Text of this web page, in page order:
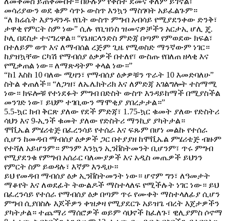
መሳሪያውን ወደ ቁም ሳጥኑ ውስጥ እንኳን ማስገባት አይፈልጉም።
“ለ ክሬሴት እያንዳንዱ የቤት ውስጥ ምግብ አብሳይ የሚያደንቀው ድንቅ፣
ታዋቂ የምርት ስም ነው” ሲሉ የቢዝነስ ዝመናዎቻችን አርታኢ ሆሊ ጄ.
ኮሊ በደስታ ተናግረዋል። “የኔዘርላንድስ ምድጃ በጣም የምወደው ክፍል፣
በተለይም ወጥ እና ለማብሰል ረጅም ጊዜ የሚወስድ ማንኛውም ነገር።
ከያዝኳቸው ርካሽ የማብሰያ ዕቃዎች በተለየ፣ ውስጡ የበለጠ ዘላቂ እና
የሚቃጠል ነው። ለማጽዳትም ቀላል ነው።”
“ከ1 እስከ 10 ባለው ሚዛን፣ የማብሰያ ዕቃዎቹን ጥራት 10 እመድባለሁ”
ስትል ቀጠለች። “ለጋዝ፣ ለኤሌክትሪክ እና ለምድጃ አገልግሎት ተስማሚ
ነው። ክፍሎቹ የተነደፉት ምግብ በድስት ውስጥ እንዳይከማች በሚያስችል
መንገድ ነው፣ ይህም ተገቢውን ማሞቂያ ያበረታታል።”
5.5-ኳር ክብ ቅርጽ ያለው የደች ምድጃ፣ 1.75-ኳር ቁመት ያለው የድስትሪ
ሳህን እና 9-ኢንች ቁመት ያለው የድስትሪ ማንኪያ ያካትታል።
ሞቪኤል ምሄሪቴጅ በፈረንሳይ የተሰራ እና ፍጹም በሆነ መልኩ የተሰራ
ሲሆን ከመዳብ ማብሰያ ዕቃዎች ጋር በተያያዘ ከሞቪኤል ምሄሪቴጅ ብዙም
የተሻለ አይሆንም። ምንም እንኳን ኢንቨስትመንት ቢሆንም፣ ጥሩ ምግብ
የሚያደንቁ የምግብ አሰራር ባለሙያዎች እና አዲስ መጤዎች ይህንን
የምርት ስም ይወዳሉ፣ እኛም እንዲሁ።
ይህ የመዳብ ማብሰያ ዕቃ ኢንቨስትመንት ነው። ሆኖም ግን፣ ለዓመታት
ማቆየት እና ለወደፊት ትውልዶች ማስተላለፍ የሚችሉት ነገር ነው። ይህ
በፈረንሳይ የተሰራ የማብሰያ ዕቃ በጣም ጥሩ የሙቀት ማስተላለፊያ ሲሆን
ምግብ ሲያበስሉ እጆችዎን ቀዝቃዛ የሚያደርጉ አይዝጌ ብረት እጀታዎችን
ያካትታል። ተጨማሪ ማሰሮዎች ወይም ሳህኖች ከፈለጉ፣ ዊሊያምስ ሶኖማ